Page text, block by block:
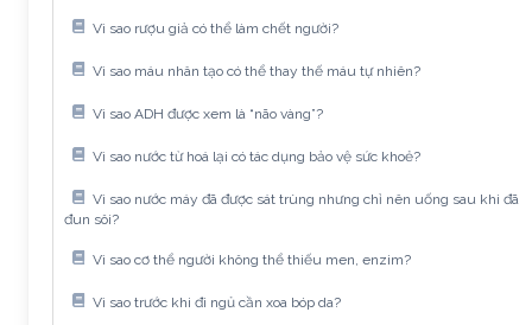
Vì sao rượu giả có thể làm chết người?
Vì sao máu nhân tạo có thể thay thế máu tự nhiên?
Vì sao ADH được xem là “não vàng”?
Vì sao nước từ hoá lại có tác dụng bảo vệ sức khoẻ?
Vì sao nước máy đã được sát trùng nhưng chỉ nên uống sau khi đã
đun sôi?
Vì sao cơ thể người không thể thiếu men, enzim?
Vì sao trước khi đi ngủ cần xoa bóp da?